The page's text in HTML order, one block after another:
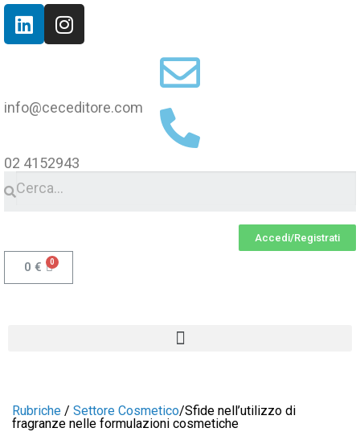
info@ceceditore.com
02 4152943
Accedi/Registrati
0 €
Rubriche / Settore Cosmetico/Sfide nell’utilizzo di
fragranze nelle formulazioni cosmetiche